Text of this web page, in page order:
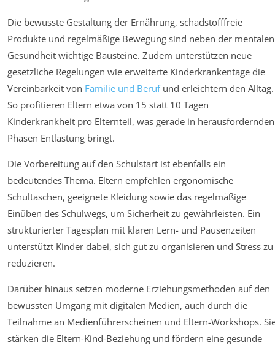
Die bewusste Gestaltung der Ernährung, schadstofffreie
Produkte und regelmäßige Bewegung sind neben der mentalen
Gesundheit wichtige Bausteine. Zudem unterstützen neue
gesetzliche Regelungen wie erweiterte Kinderkrankentage die
Vereinbarkeit von Familie und Berufund erleichtern den Alltag.
So profitieren Eltern etwa von 15 statt 10 Tagen
Kinderkrankheit pro Elternteil, was gerade in herausfordernden
Phasen Entlastung bringt.
Die Vorbereitung auf den Schulstart ist ebenfalls ein
bedeutendes Thema. Eltern empfehlen ergonomische
Schultaschen, geeignete Kleidung sowie das regelmäßige
Einüben des Schulwegs, um Sicherheit zu gewährleisten. Ein
strukturierter Tagesplan mit klaren Lern- und Pausenzeiten
unterstützt Kinder dabei, sich gut zu organisieren und Stress zu
reduzieren.
Darüber hinaus setzen moderne Erziehungsmethoden auf den
bewussten Umgang mit digitalen Medien, auch durch die
Teilnahme an Medienführerscheinen und Eltern-Workshops.
stärken die Eltern-Kind-Beziehung und fördern eine gesunde